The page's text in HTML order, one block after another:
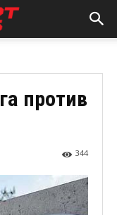
против
344